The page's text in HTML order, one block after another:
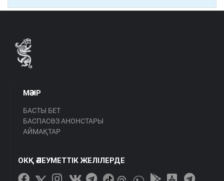
МӘЗІР
БАСТЫ БЕТ
БАСПАСӨЗ АНОНСТАРЫ
АЙМАҚТАР
ОКҚ ӘЛЕУМЕТТІК ЖЕЛІЛЕРДЕ